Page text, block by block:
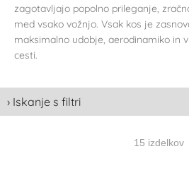
zagotavljajo popolno prileganje,
med vsako vožnjo. Vsak kos je
maksimalno udobje, aerodinamiko in
cesti.
› Iskanje s filtri
15 izdelkov